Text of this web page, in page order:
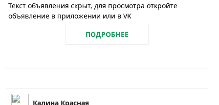
Текст объявления скрыт, для просмотра откройте
объявление в приложении или в VK
ПОДРОБНЕЕ
Калина Красная